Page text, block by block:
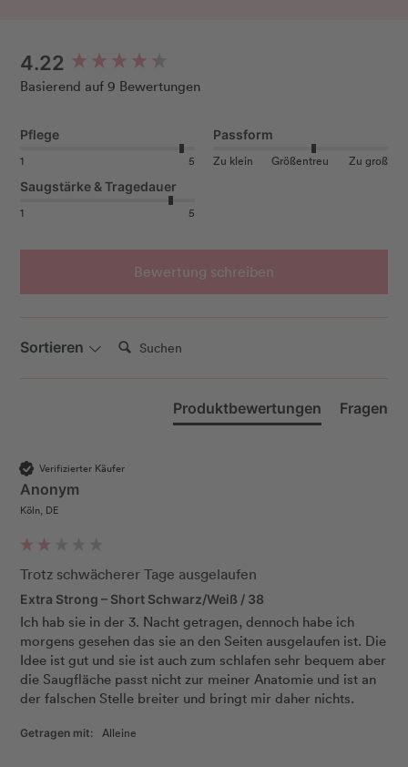
4.22
Basierend auf 9 Bewertungen
Pflege
1
5
Passform
Zu klein
Größentreu
Zu groß
Saugstärke & Tragedauer
1
5
Bewertung schreiben
Sortieren Suchen:
Produktbewertungen Fragen
Verifizierter Käufer
Anonym
Köln, DE
Trotz schwächerer Tage ausgelaufen
Extra Strong – Short Schwarz/Weiß / 38
Ich hab sie in der 3. Nacht getragen, dennoch habe ich
morgens gesehen das sie an den Seiten ausgelaufen ist. Die
Idee ist gut und sie ist auch zum schlafen sehr bequem aber
die Saugfläche passt nicht zur meiner Anatomie und ist an
der falschen Stelle breiter und bringt mir daher nichts.
Getragen mit: Alleine
New content loaded